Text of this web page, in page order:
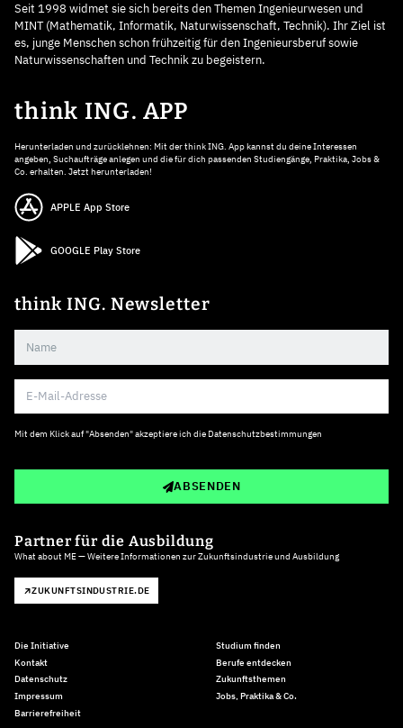
Seit 1998 widmet sie sich bereits den Themen Ingenieurwesen und
MINT (Mathematik, Informatik, Naturwissenschaft, Technik). Ihr Ziel ist
es, junge Menschen schon frühzeitig für den Ingenieursberuf sowie
Naturwissenschaften und Technik zu begeistern.
think ING. APP
Herunterladen und zurücklehnen: Mit der think ING. App kannst du deine Interessen
angeben, Suchaufträge anlegen und die für dich passenden Studiengänge, Praktika, Jobs &
Co. erhalten. Jetzt herunterladen!
APPLE App Store
GOOGLE Play Store
think ING. Newsletter
Mit dem Klick auf "Absenden" akzeptiere ich die Datenschutzbestimmungen
ABSENDEN
Partner für die Ausbildung
What about ME — Weitere Informationen zur Zukunftsindustrie und Ausbildung
ZUKUNFTSINDUSTRIE.DE
Die Initiative
Kontakt
Datenschutz
Impressum
Barrierefreiheit
Studium finden
Berufe entdecken
Zukunftsthemen
Jobs, Praktika & Co.